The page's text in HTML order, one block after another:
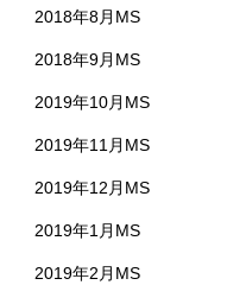
2018年8月MS
2018年9月MS
2019年10月MS
2019年11月MS
2019年12月MS
2019年1月MS
2019年2月MS